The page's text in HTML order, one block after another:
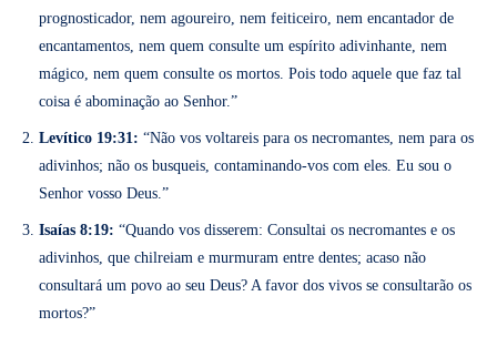
prognosticador, nem agoureiro, nem feiticeiro, nem encantador de
encantamentos, nem quem consulte um espírito adivinhante, nem
mágico, nem quem consulte os mortos. Pois todo aquele que faz tal
coisa é abominação ao Senhor.”
Levítico 19:31: “Não vos voltareis para os necromantes, nem para os
adivinhos; não os busqueis, contaminando-vos com eles. Eu sou o
Senhor vosso Deus.”
Isaías 8:19: “Quando vos disserem: Consultai os necromantes e os
adivinhos, que chilreiam e murmuram entre dentes; acaso não
consultará um povo ao seu Deus? A favor dos vivos se consultarão os
mortos?”